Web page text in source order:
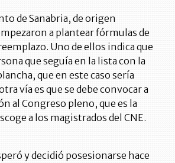
de Sanabria, de origen
a plantear fórmulas de
Uno de ellos indica que
que seguía en la lista con la
que en este caso sería
vía es que se debe convocar a
al Congreso pleno, que es la
a los magistrados del CNE.
y decidió posesionarse hace